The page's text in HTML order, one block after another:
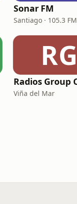
Sonar FM
Santiago · 105.3 FM
RG
Viña del Mar